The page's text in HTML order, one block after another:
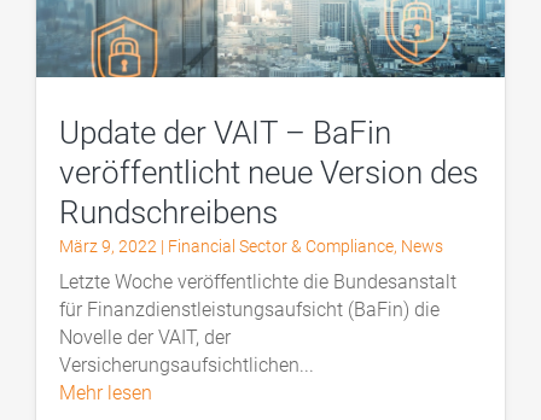
Update der VAIT – BaFin
veröffentlicht neue Version des
Rundschreibens
März 9, 2022 | Financial Sector & Compliance, News
Letzte Woche veröffentlichte die Bundesanstalt
für Finanzdienstleistungsaufsicht (BaFin) die
Novelle der VAIT, der
Versicherungsaufsichtlichen...
mehr lesen